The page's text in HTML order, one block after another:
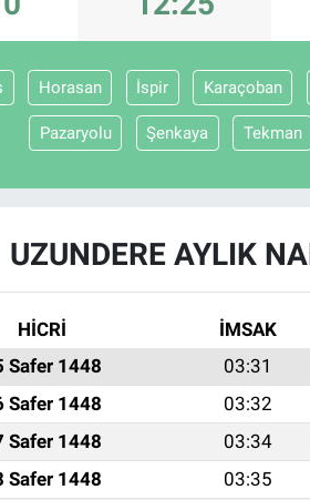
Horasan İspir Karaçoban
Pazaryolu Şenkaya Tekman
UZUNDERE AYLIK
HİCRİ İMSAK
Safer 1448 03:31
Safer 1448 03:32
Safer 1448 03:34
Safer 1448 03:35